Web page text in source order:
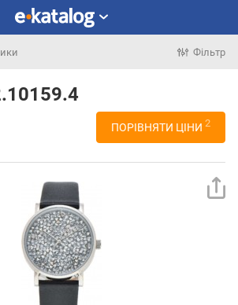
Фільтр
ПОРІВНЯТИ ЦІНИ 2